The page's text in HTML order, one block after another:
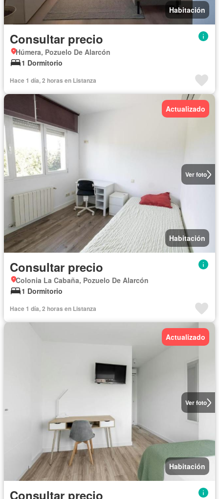
Habitación
Consultar precio
Húmera, Pozuelo De Alarcón
1 Dormitorio
Hace 1 día, 2 horas en Listanza
Ver foto
Actualizado
Habitación
Consultar precio
Colonia La Cabaña, Pozuelo De Alarcón
1 Dormitorio
Hace 1 día, 2 horas en Listanza
Ver foto
Actualizado
Habitación
Consultar precio